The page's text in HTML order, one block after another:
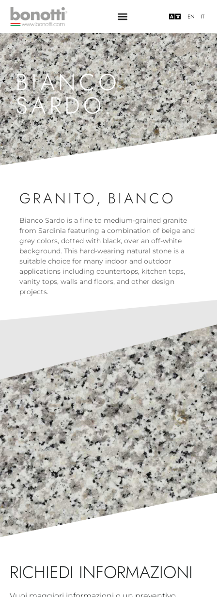
EN IT
BIANCO
SARDO.
GRANITO, BIANCO
Bianco Sardo is a fine to medium-grained granite
from Sardinia featuring a combination of beige and
grey colors, dotted with black, over an off-white
background. This hard-wearing natural stone is a
suitable choice for many indoor and outdoor
applications including countertops, kitchen tops,
vanity tops, walls and floors, and other design
projects.
RICHIEDI INFORMAZIONI